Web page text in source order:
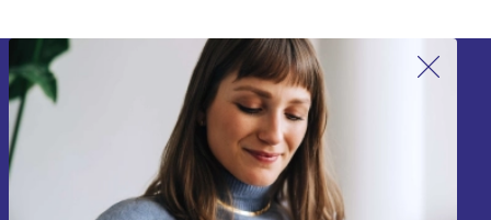
Piesakieties mūsu jaunumu
saņemšanai!
Nekad vairs nepalaidiet garām nevienu
piedāvājumu.